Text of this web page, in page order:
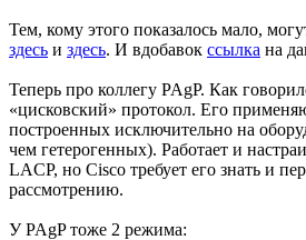
Тем, кому этого показалось мало,
здесь и здесь. И вдобавок ссылка на
Теперь про коллегу PAgP. Как
«цисковский» протокол. Его
построенных исключительно на
чем гетерогенных). Работает и
LACP, но Cisco требует его знать и
рассмотрению.
У PAgP тоже 2 режима: